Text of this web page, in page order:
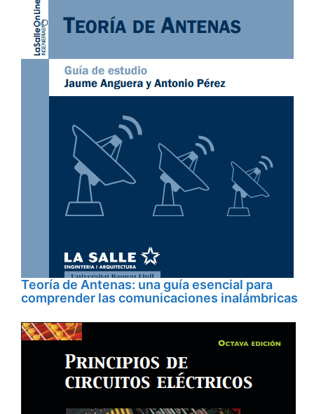
Teoría de Antenas: una guía esencial para
comprender las comunicaciones inalámbricas